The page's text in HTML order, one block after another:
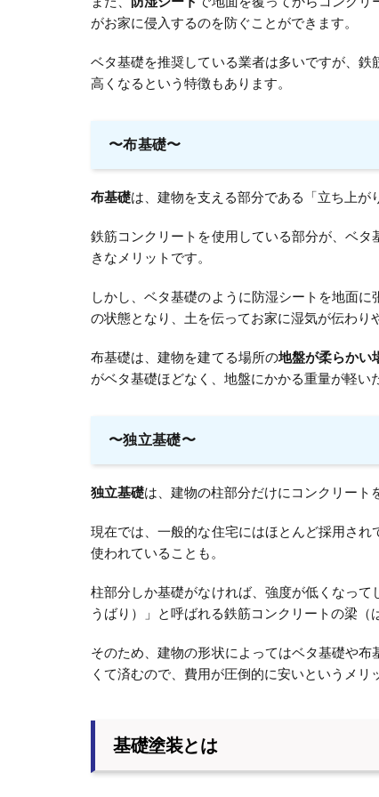
がお家に侵入するのを防ぐことができます。
ベタ基礎を推奨している業者は多いですが、
高くなるという特徴もあります。
〜布基礎〜
布基礎は、建物を支える部分である「立ち上が
鉄筋コンクリートを使用している部分が、ベ
きなメリットです。
しかし、ベタ基礎のように防湿シートを地面
の状態となり、土を伝ってお家に湿気が伝わり
布基礎は、建物を建てる場所の地盤が柔らかい
がベタ基礎ほどなく、地盤にかかる重量が軽い
〜独立基礎〜
独立基礎は、建物の柱部分だけにコンクリート
現在では、一般的な住宅にはほとんど採用され
使われていることも。
柱部分しか基礎がなければ、強度が低くなっ
うばり）」と呼ばれる鉄筋コンクリートの梁（
そのため、建物の形状によってはベタ基礎や
くて済むので、費用が圧倒的に安いというメリ
基礎塗装とは